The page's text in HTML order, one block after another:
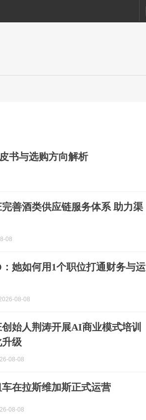
书与选购方向解析
善酒类供应链服务体系 助力渠
08
她如何用1个职位打通财务与运
08-08
始人荆涛开展AI商业模式培训
级
08-08
在拉斯维加斯正式运营
08-08